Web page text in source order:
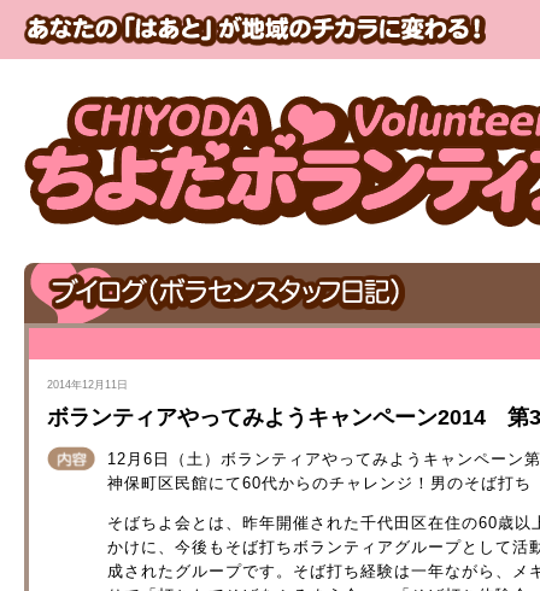
2014年12月11日
ボランティアやってみようキャンペーン2014 第
12月6日（土）ボランティアやってみようキャンペーン
神保町区民館にて60代からのチャレンジ！男のそば打
そばちよ会とは、昨年開催された千代田区在住の60歳
かけに、今後もそば打ちボランティアグループとして
成されたグループです。そば打ち経験は一年ながら、